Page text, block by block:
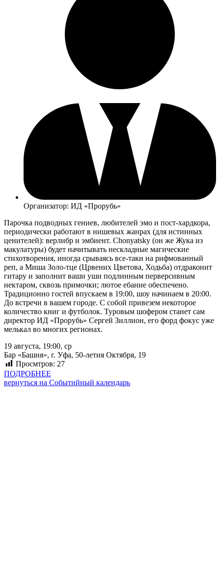
Организатор: ИД «Прорубь»
Парочка подводных гениев, любителей эмо и пост-хардкора,
периодически работают в нишевых жанрах (для истинных
ценителей): верлибр и эмбиент. Chonyatsky (он же Жука из
макулатуры) будет начитывать нескладные магические
стихотворения, иногда срываясь все-таки на рифмованный
реп, а Миша Золо-тце (Црвених Цветова, Ходьба) отдраконит
гитару и заполнит ваши уши подлинным перверсивным
нектаром, сквозь примочки; лютое ебание обеспечено.
Традиционно гостей впускаем в 19:00, шоу начинаем в 20:00.
До встречи в вашем городе. С собой привезем некоторое
количество книг и футболок. Туровым шофером станет сам
директор ИД «Прорубь» Сергей Зиллион, его форд фокус уже
мелькал во многих регионах.
19 августа, 19:00, ср
Бар «Башня», г. Уфа, 50-летия Октября, 19
Просмтров: 27
ПОДРОБНЕЕ
вернуться на Событийный календарь